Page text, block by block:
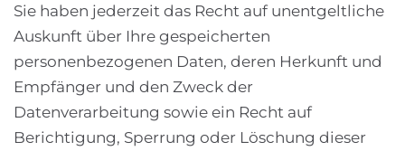
Sie haben jederzeit das Recht auf unentgeltliche
Auskunft über Ihre gespeicherten
personenbezogenen Daten, deren Herkunft und
Empfänger und den Zweck der
Datenverarbeitung sowie ein Recht auf
Berichtigung, Sperrung oder Löschung dieser